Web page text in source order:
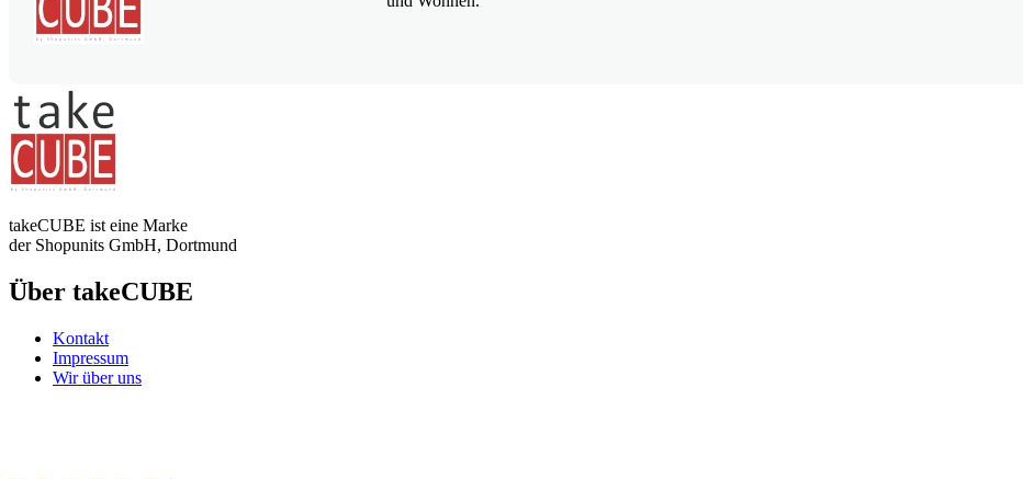
takeCUBE ist eine Marke
der Shopunits GmbH, Dortmund
Über takeCUBE
Kontakt
Impressum
Wir über uns